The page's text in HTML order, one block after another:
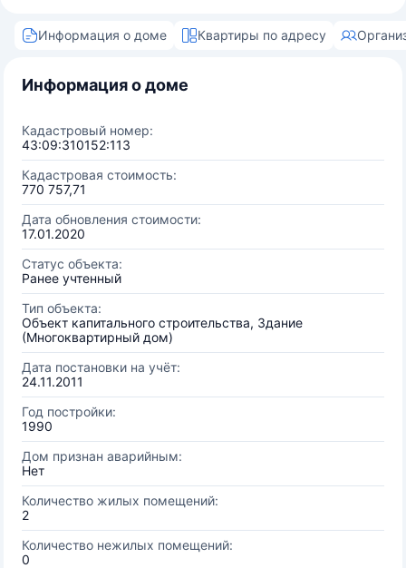
Информация о доме Квартиры по адресу
Информация о доме
Кадастровый номер:
43:09:310152:113
Кадастровая стоимость:
770 757,71
Дата обновления стоимости:
17.01.2020
Статус объекта:
Ранее учтенный
Тип объекта:
Объект капитального строительства, Здание
(Многоквартирный дом)
Дата постановки на учёт:
24.11.2011
Год постройки:
1990
Дом признан аварийным:
Нет
Количество жилых помещений:
2
Количество нежилых помещений:
0